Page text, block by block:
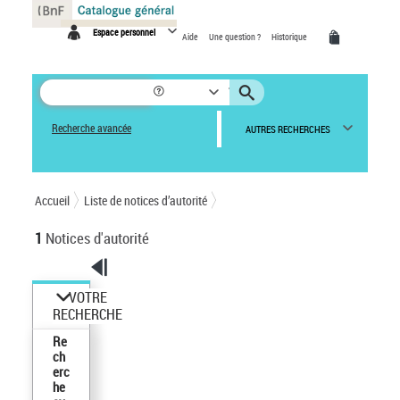
Espace personnel Aide Une question ? Historique
Recherche avancée AUTRES RECHERCHES
Accueil Liste de notices d’autorité
1 Notices d'autorité
VOTRE
RECHERCHE
Re
ch
erc
he
Panneau de gestion des cookies